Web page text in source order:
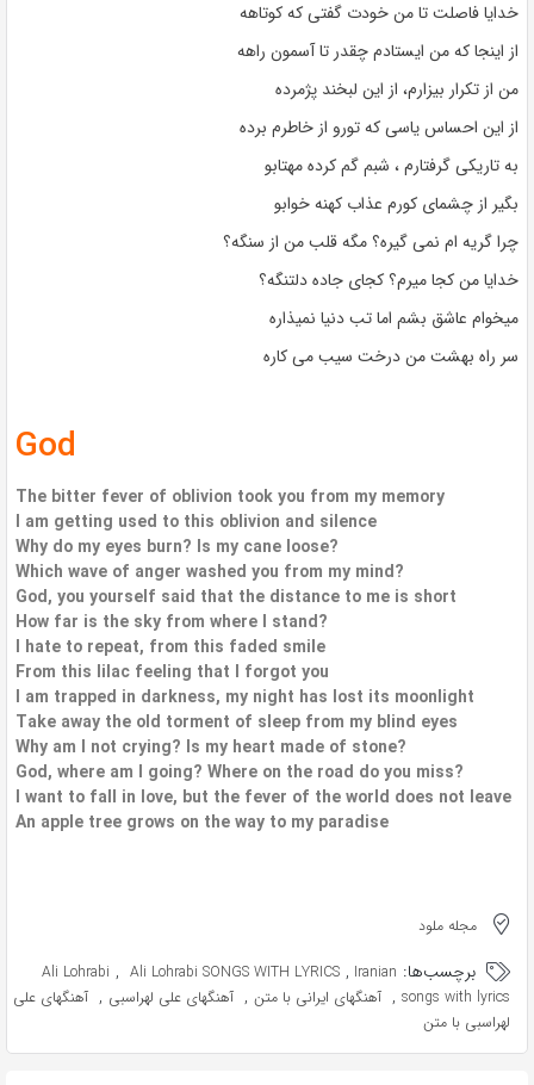
خدایا فاصلت تا من خودت گفتی که کوتاهه
از اینجا که من ایستادم چقدر تا آسمون راهه
من از تکرار بیزارم، از این لبخند پژمرده
از این احساس یاسی که تورو از خاطرم برده
به تاریکی گرفتارم ، شبم گم کرده مهتابو
بگیر از چشمای کورم عذاب کهنه خوابو
چرا گریه ام نمی گیره؟ مگه قلب من از سنگه؟
خدایا من کجا میرم؟ کجای جاده دلتنگه؟
میخوام عاشق بشم اما تب دنیا نمیذاره
سر راه بهشت من درخت سیب می کاره
God
The bitter fever of oblivion took you from my memory
I am getting used to this oblivion and silence
Why do my eyes burn? Is my cane loose?
Which wave of anger washed you from my mind?
God, you yourself said that the distance to me is short
How far is the sky from where I stand?
I hate to repeat, from this faded smile
From this lilac feeling that I forgot you
I am trapped in darkness, my night has lost its moonlight
Take away the old torment of sleep from my blind eyes
Why am I not crying? Is my heart made of stone?
God, where am I going? Where on the road do you miss?
I want to fall in love, but the fever of the world does not leave
An apple tree grows on the way to my paradise
مجله ملود
برچسب‌ها: Ali Lohrabi , Ali Lohrabi SONGS WITH LYRICS , Iranian
songs with lyrics
, آهنگهای ایرانی با متن , آهنگهای علی لهراسبی , آهنگهای علی
لهراسبی با متن